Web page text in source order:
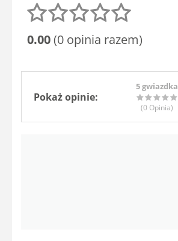
0.00(0 opinia razem)
Pokaż opinie:
5 gwiazdka
(0 Opinia)